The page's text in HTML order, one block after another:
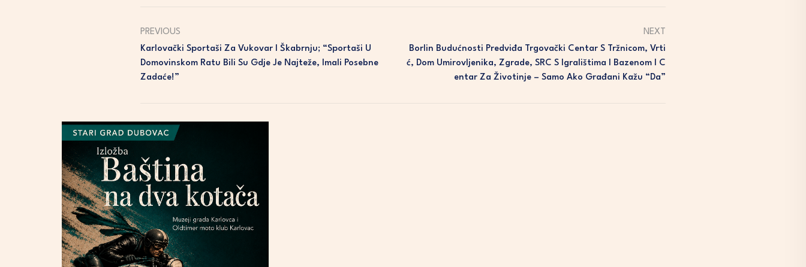
PREVIOUS
Karlovački Sportaši Za Vukovar I Škabrnju; “Sportaši U
Domovinskom Ratu Bili Su Gdje Je Najteže, Imali Posebne
Zadaće!”
NEXT
Borlin Budućnosti Predviđa Trgovački Centar S Tržnicom, Vrti
Ć, Dom Umirovljenika, Zgrade, SRC S Igralištima I Bazenom I C
Entar Za Životinje – Samo Ako Građani Kažu “da”